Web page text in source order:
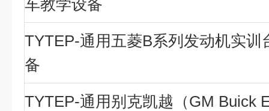
车教学设备
TYTEP-通用五菱B系列发动机实训
备
TYTEP-通用别克凯越（GM Buick